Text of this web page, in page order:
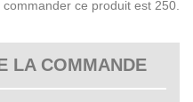
ce produit est 250.
LA COMMANDE